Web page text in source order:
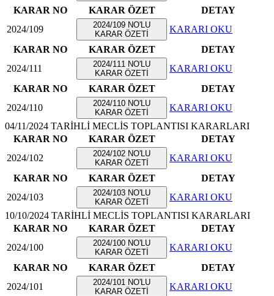
KARAR NO
KARAR ÖZET
DETAY
2024/109
2024/109 NO'LU
KARAR ÖZETİ
KARARI OKU
KARAR NO
KARAR ÖZET
DETAY
2024/111
2024/111 NO'LU
KARAR ÖZETİ
KARARI OKU
KARAR NO
KARAR ÖZET
DETAY
2024/110
2024/110 NO'LU
KARAR ÖZETİ
KARARI OKU
04/11/2024 TARİHLİ MECLİS TOPLANTISI KARARLARI
KARAR NO
KARAR ÖZET
DETAY
2024/102
2024/102 NO'LU
KARAR ÖZETİ
KARARI OKU
KARAR NO
KARAR ÖZET
DETAY
2024/103
2024/103 NO'LU
KARAR ÖZETİ
KARARI OKU
10/10/2024 TARİHLİ MECLİS TOPLANTISI KARARLARI
KARAR NO
KARAR ÖZET
DETAY
2024/100
2024/100 NO'LU
KARAR ÖZETİ
KARARI OKU
KARAR NO
KARAR ÖZET
DETAY
2024/101
2024/101 NO'LU
KARAR ÖZETİ
KARARI OKU